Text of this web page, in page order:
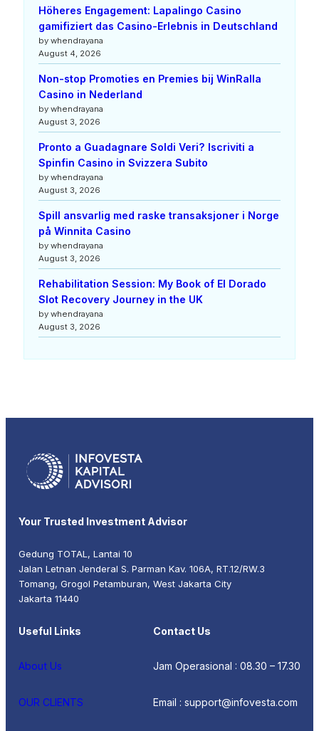
Höheres Engagement: Lapalingo Casino
gamifiziert das Casino-Erlebnis in Deutschland
by whendrayana
August 4, 2026
Non-stop Promoties en Premies bij WinRalla
Casino in Nederland
by whendrayana
August 3, 2026
Pronto a Guadagnare Soldi Veri? Iscriviti a
Spinfin Casino in Svizzera Subito
by whendrayana
August 3, 2026
Spill ansvarlig med raske transaksjoner i Norge
på Winnita Casino
by whendrayana
August 3, 2026
Rehabilitation Session: My Book of El Dorado
Slot Recovery Journey in the UK
by whendrayana
August 3, 2026
Your Trusted Investment Advisor
Gedung TOTAL, Lantai 10
Jalan Letnan Jenderal S. Parman Kav. 106A, RT.12/RW.3
Tomang, Grogol Petamburan, West Jakarta City
Jakarta 11440
Useful Links
About Us
OUR CLIENTS
Contact Us
Jam Operasional : 08.30 – 17.30
Email : support@infovesta.com